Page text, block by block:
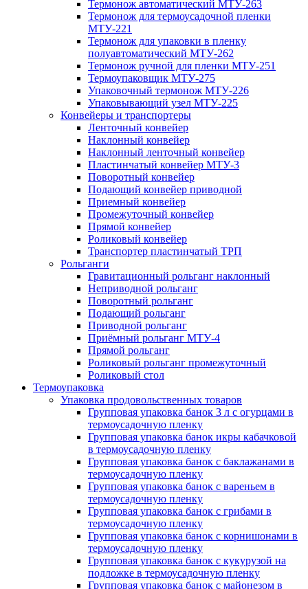
Термонож автоматический МТУ-263
Термонож для термоусадочной пленки
МТУ-221
Термонож для упаковки в пленку
полуавтоматический МТУ-262
Термонож ручной для пленки МТУ-251
Термоупаковщик МТУ-275
Упаковочный термонож МТУ-226
Упаковывающий узел МТУ-225
Конвейеры и транспортеры
Ленточный конвейер
Наклонный конвейер
Наклонный ленточный конвейер
Пластинчатый конвейер МТУ-3
Поворотный конвейер
Подающий конвейер приводной
Приемный конвейер
Промежуточный конвейер
Прямой конвейер
Роликовый конвейер
Транспортер пластинчатый ТРП
Рольганги
Гравитационный рольганг наклонный
Неприводной рольганг
Поворотный рольганг
Подающий рольганг
Приводной рольганг
Приёмный рольганг МТУ-4
Прямой рольганг
Роликовый рольганг промежуточный
Роликовый стол
Термоупаковка
Упаковка продовольственных товаров
Групповая упаковка банок 3 л с огурцами в
термоусадочную пленку
Групповая упаковка банок икры кабачковой
в термоусадочную пленку
Групповая упаковка банок с баклажанами в
термоусадочную пленку
Групповая упаковка банок с вареньем в
термоусадочную пленку
Групповая упаковка банок с грибами в
термоусадочную пленку
Групповая упаковка банок с корнишонами в
термоусадочную пленку
Групповая упаковка банок с кукурузой на
подложке в термоусадочную пленку
Групповая упаковка банок с майонезом в